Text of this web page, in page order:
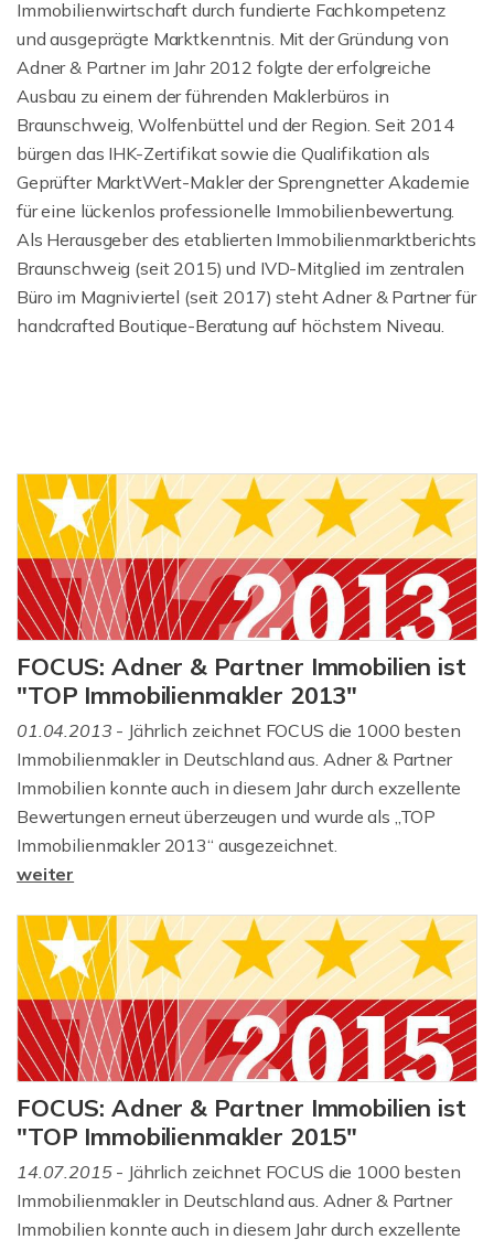
Immobilienwirtschaft durch fundierte Fachkompetenz
und ausgeprägte Marktkenntnis. Mit der Gründung von
Adner & Partner im Jahr 2012 folgte der erfolgreiche
Ausbau zu einem der führenden Maklerbüros in
Braunschweig, Wolfenbüttel und der Region. Seit 2014
bürgen das IHK-Zertifikat sowie die Qualifikation als
Geprüfter MarktWert-Makler der Sprengnetter Akademie
für eine lückenlos professionelle Immobilienbewertung.
Als Herausgeber des etablierten Immobilienmarktberichts
Braunschweig (seit 2015) und IVD-Mitglied im zentralen
Büro im Magniviertel (seit 2017) steht Adner & Partner für
handcrafted Boutique-Beratung auf höchstem Niveau.
FOCUS: Adner & Partner Immobilien ist
"TOP Immobilienmakler 2013"
01.04.2013 - Jährlich zeichnet FOCUS die 1000 besten
Immobilienmakler in Deutschland aus. Adner & Partner
Immobilien konnte auch in diesem Jahr durch exzellente
Bewertungen erneut überzeugen und wurde als „TOP
Immobilienmakler 2013“ ausgezeichnet.
weiter
FOCUS: Adner & Partner Immobilien ist
"TOP Immobilienmakler 2015"
14.07.2015- Jährlich zeichnet FOCUS die 1000 besten
Immobilienmakler in Deutschland aus. Adner & Partner
Immobilien konnte auch in diesem Jahr durch exzellente